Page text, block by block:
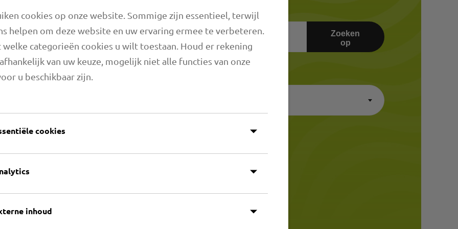
wij
en
dan 40 jaar
slangen
elke
Zoek woord
Zoeken
op
cookies op onze website. Sommige zijn essentieel, terwijl
helpen om deze website en uw ervaring ermee te verbeteren.
welke categorieën cookies u wilt toestaan. Houd er rekening
van uw keuze, mogelijk niet alle functies van onze
u beschikbaar zijn.
cookies
inhoud